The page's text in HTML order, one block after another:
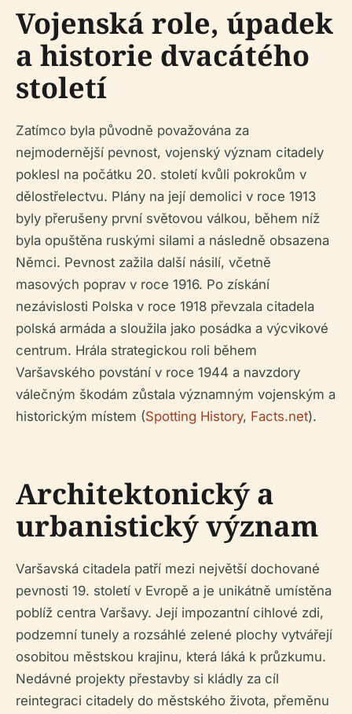
Vojenská role, úpadek
a historie dvacátého
století
Zatímco byla původně považována za
nejmodernější pevnost, vojenský význam citadely
poklesl na počátku 20. století kvůli pokrokům v
dělostřelectvu. Plány na její demolici v roce 1913
byly přerušeny první světovou válkou, během níž
byla opuštěna ruskými silami a následně obsazena
Němci. Pevnost zažila další násilí, včetně
masových poprav v roce 1916. Po získání
nezávislosti Polska v roce 1918 převzala citadela
polská armáda a sloužila jako posádka a výcvikové
centrum. Hrála strategickou roli během
Varšavského povstání v roce 1944 a navzdory
válečným škodám zůstala významným vojenským a
historickým místem (Spotting History, Facts.net).
Architektonický a
urbanistický význam
Varšavská citadela patří mezi největší dochované
pevnosti 19. století v Evropě a je unikátně umístěna
poblíž centra Varšavy. Její impozantní cihlové zdi,
podzemní tunely a rozsáhlé zelené plochy vytvářejí
osobitou městskou krajinu, která láká k průzkumu.
Nedávné projekty přestavby si kládly za cíl
reintegraci citadely do městského života, přeměnu